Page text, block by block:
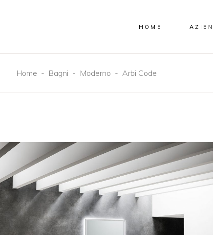
HOME
Home - Bagni - Moderno - Arbi Code